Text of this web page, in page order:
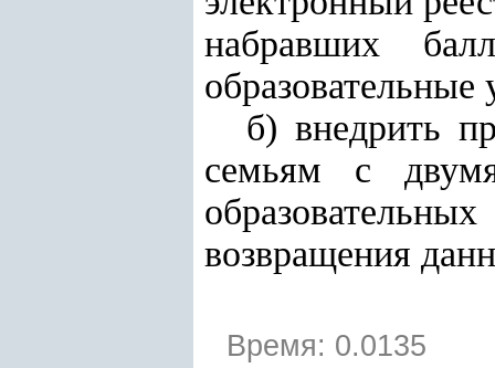
набравших
образовательные
б) внедрить
семьям с
возвращения
Время: 0.0135